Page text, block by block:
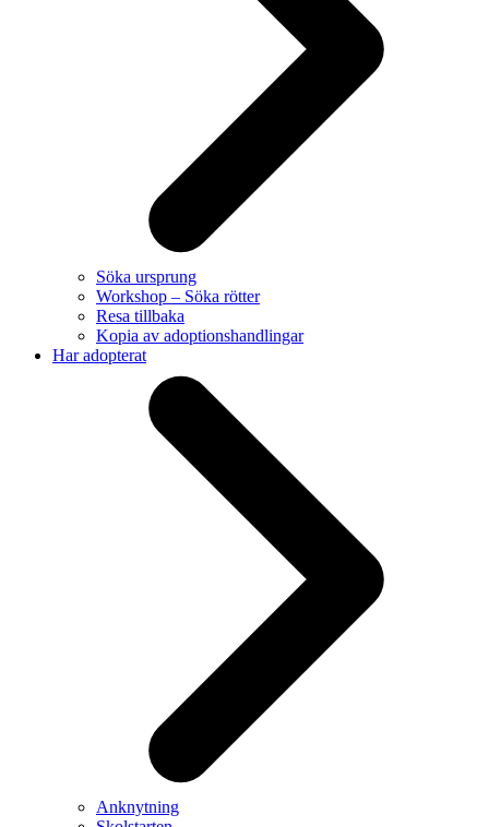
Söka ursprung
Workshop – Söka rötter
Resa tillbaka
Kopia av adoptionshandlingar
Har adopterat
Anknytning